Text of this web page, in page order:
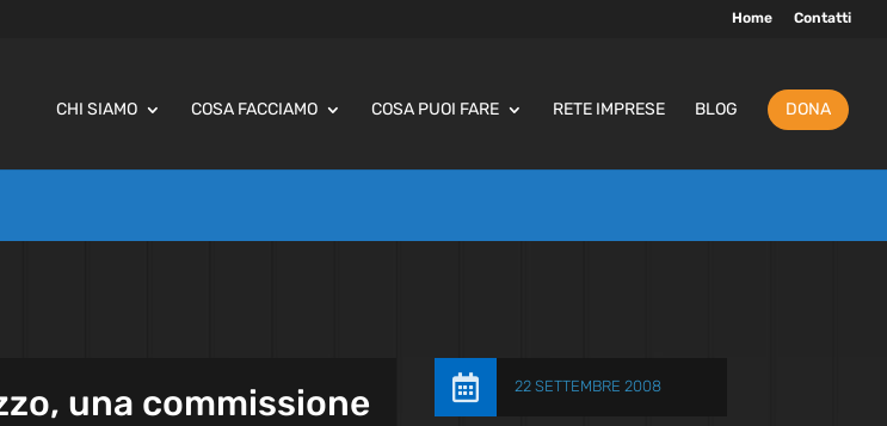
Home Contatti
CHI SIAMO COSA FACCIAMO COSA PUOI FARE RETE IMPRESE BLOG DONA
una commissione
 22 SETTEMBRE 2008